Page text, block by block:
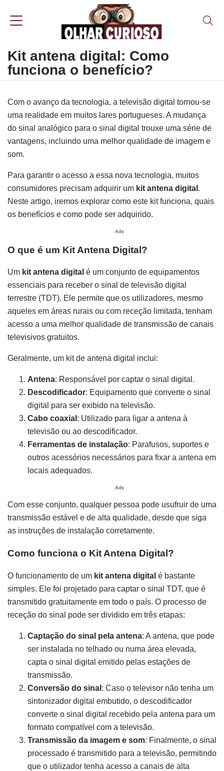
Kit antena digital: Como
funciona o benefício?
Com o avanço da tecnologia, a televisão digital tornou-se
uma realidade em muitos lares portugueses. A mudança
do sinal analógico para o sinal digital trouxe uma série de
vantagens, incluindo uma melhor qualidade de imagem e
som.
Para garantir o acesso a essa nova tecnologia, muitos
consumidores precisam adquirir um kit antena digital .
Neste artigo, iremos explorar como este kit funciona, quais
os benefícios e como pode ser adquirido.
Ads
O que é um Kit Antena Digital?
Um kit antena digital é um conjunto de equipamentos
essenciais para receber o sinal de televisão digital
terrestre (TDT). Ele permite que os utilizadores, mesmo
aqueles em áreas rurais ou com receção limitada, tenham
acesso a uma melhor qualidade de transmissão de canais
televisivos gratuitos.
Geralmente, um kit de antena digital inclui:
Antena: Responsável por captar o sinal digital.
Descodificador: Equipamento que converte o sinal
digital para ser exibido na televisão.
Cabo coaxial : Utilizado para ligar a antena à
televisão ou ao descodificador.
Ferramentas de instalação: Parafusos, suportes e
outros acessórios necessários para fixar a antena em
locais adequados.
Ads
Com esse conjunto, qualquer pessoa pode usufruir de uma
transmissão estável e de alta qualidade, desde que siga
as instruções de instalação corretamente.
Como funciona o Kit Antena Digital?
O funcionamento de um kit antena digital é bastante
simples. Ele foi projetado para captar o sinal TDT, que é
transmitido gratuitamente em todo o país. O processo de
receção do sinal pode ser dividido em três etapas:
Captação do sinal pela antena: A antena, que pode
ser instalada no telhado ou numa área elevada,
capta o sinal digital emitido pelas estações de
transmissão.
Conversão do sinal : Caso o televisor não tenha um
sintonizador digital embutido, o descodificador
converte o sinal digital recebido pela antena para um
formato compatível com a televisão.
Transmissão da imagem e som: Finalmente, o sinal
processado é transmitido para a televisão, permitindo
que o utilizador tenha acesso a canais de alta